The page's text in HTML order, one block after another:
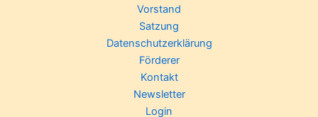
Vorstand
Satzung
Datenschutzerklärung
Förderer
Kontakt
Newsletter
Login